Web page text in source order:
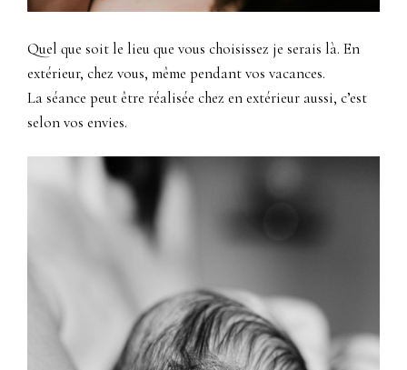
Quel que soit le lieu que vous choisissez je serais là. En
extérieur, chez vous, même pendant vos vacances.
La séance peut être réalisée chez en extérieur aussi, c’est
selon vos envies.